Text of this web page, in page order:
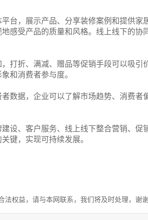
台，展示产品、分享装修案例和提供家
感受产品的质量和风格。线上线下的协
打折、满减、赠品等促销手段可以吸引
和消费者参与度。
数据，企业可以了解市场趋势、消费者
设、客户服务、线上线下整合营销、促
键，实现可持续发展。
权益，请与本网联系，我们将及时处理，谢谢